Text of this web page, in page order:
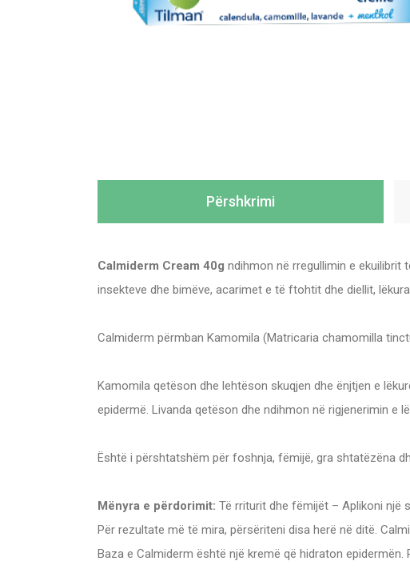
Përshkrimi
Calmiderm Cream 40g ndihmon në rregullimin e ekuilibrit
insekteve dhe bimëve, acarimet e të ftohtit dhe diellit,
Calmiderm përmban Kamomila (Matricaria chamomilla
Kamomila qetëson dhe lehtëson skuqjen dhe ënjtjen e
epidermë. Livanda qetëson dhe ndihmon në rigjenerimin e
Është i përshtatshëm për foshnja, fëmijë, gra shtatëzëna
Mënyra e përdorimit: Të rriturit dhe fëmijët – Aplikoni një
Për rezultate më të mira, përsëriteni disa herë në ditë.
Baza e Calmiderm është një kremë që hidraton